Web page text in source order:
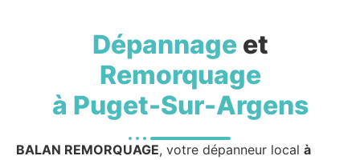
Dépannageet
Remorquage
à Puget-Sur-Argens
BALAN REMORQUAGE, votre dépanneur local à